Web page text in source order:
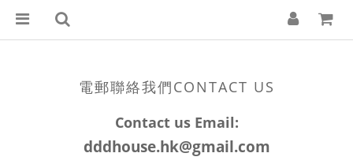
電郵聯絡我們CONTACT US
Contact us Email:
dddhouse.hk@gmail.com